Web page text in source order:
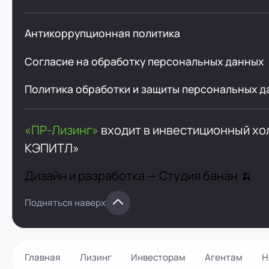
Главная Лизинг Инвесторам Агентам
Антикоррупционная политика
Согласие на обработку персональных данных
Политика обработки и защиты персональных
«ПР-Лизинг» входит в инвестиционный
КЭПИТЛ»
Дизайн и разработка — Студия банан 🍌
Подняться наверх